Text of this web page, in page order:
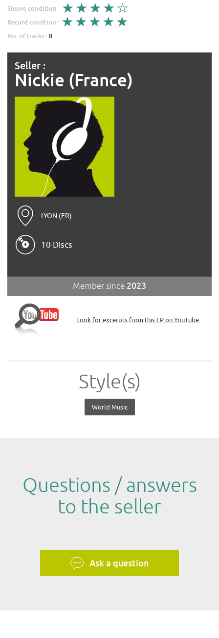
Sleeve condition :
Record condtion :
No. of tracks :8
Seller :
Nickie (France)
LYON (FR)
10 Discs
Member since 2023
Look for excerpts from this LP on YouTube.
Style(s)
World Music
Questions / answers
to the seller
Ask a question